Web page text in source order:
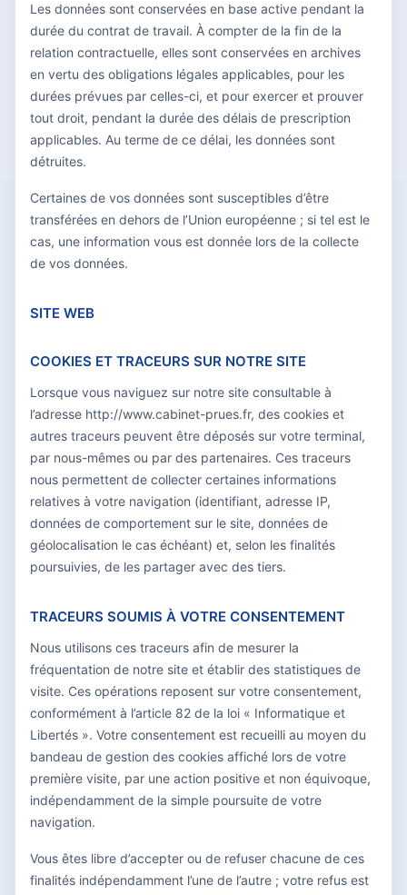
Les données sont conservées en base active pendant la
durée du contrat de travail. À compter de la fin de la
relation contractuelle, elles sont conservées en archives
en vertu des obligations légales applicables, pour les
durées prévues par celles-ci, et pour exercer et prouver
tout droit, pendant la durée des délais de prescription
applicables. Au terme de ce délai, les données sont
détruites.
Certaines de vos données sont susceptibles d’être
transférées en dehors de l’Union européenne ; si tel est le
cas, une information vous est donnée lors de la collecte
de vos données.
SITE WEB
COOKIES ET TRACEURS SUR NOTRE SITE
Lorsque vous naviguez sur notre site consultable à
l’adresse http://www.cabinet-prues.fr, des cookies et
autres traceurs peuvent être déposés sur votre terminal,
par nous-mêmes ou par des partenaires. Ces traceurs
nous permettent de collecter certaines informations
relatives à votre navigation (identifiant, adresse IP,
données de comportement sur le site, données de
géolocalisation le cas échéant) et, selon les finalités
poursuivies, de les partager avec des tiers.
TRACEURS SOUMIS À VOTRE CONSENTEMENT
Nous utilisons ces traceurs afin de mesurer la
fréquentation de notre site et établir des statistiques de
visite. Ces opérations reposent sur votre consentement,
conformément à l’article 82 de la loi « Informatique et
Libertés ». Votre consentement est recueilli au moyen du
bandeau de gestion des cookies affiché lors de votre
première visite, par une action positive et non équivoque,
indépendamment de la simple poursuite de votre
navigation.
Vous êtes libre d’accepter ou de refuser chacune de ces
finalités indépendamment l’une de l’autre ; votre refus est